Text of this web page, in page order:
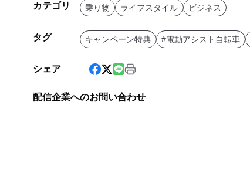
カテゴリ 乗り物 ライフスタイル ビジネス
タグ キャンペーン特典 #電動アシスト自転車
シェア
配信企業へのお問い合わせ